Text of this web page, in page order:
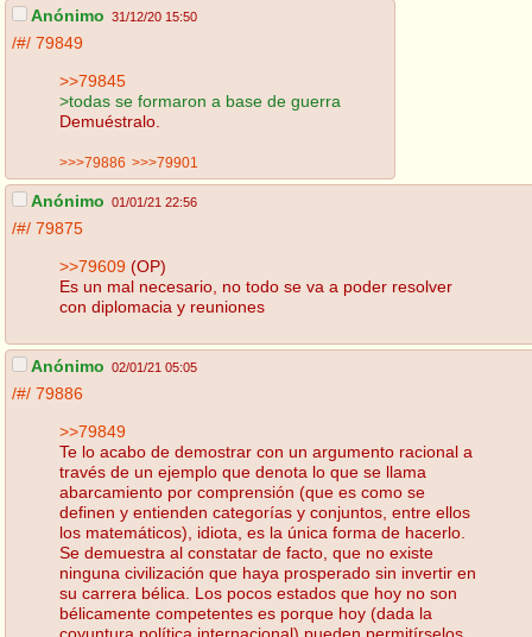
Anónimo 31/12/20 15:50
/#/ 79849
>>79845
>todas se formaron a base de guerra
Demuéstralo.
>>>79886 >>>79901
Anónimo 01/01/21 22:56
/#/ 79875
>>79609 (OP)
Es un mal necesario, no todo se va a poder resolver
con diplomacia y reuniones
Anónimo 02/01/21 05:05
/#/ 79886
>>79849
Te lo acabo de demostrar con un argumento racional a
través de un ejemplo que denota lo que se llama
abarcamiento por comprensión (que es como se
definen y entienden categorías y conjuntos, entre ellos
los matemáticos), idiota, es la única forma de hacerlo.
Se demuestra al constatar de facto, que no existe
ninguna civilización que haya prosperado sin invertir en
su carrera bélica. Los pocos estados que hoy no son
bélicamente competentes es porque hoy (dada la